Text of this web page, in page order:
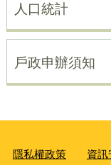
人口統計
戶政申辦須知
隱私權政策 資訊